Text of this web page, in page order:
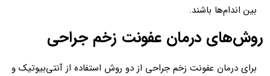
بین اندام‌ها باشند.
روش‌های درمان عفونت زخم جراحی
برای درمان عفونت زخم جراحی از دو روش استفاده از آنتی‌بیوتیک و